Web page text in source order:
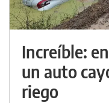
Increíble:
un auto
riego